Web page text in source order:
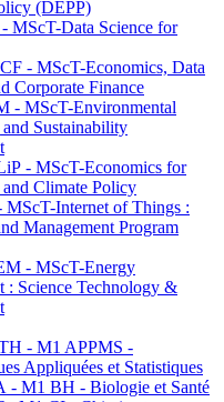
(DEPP)
MScT-Data Science for
- MScT-Economics, Data
Corporate Finance
- MScT-Environmental
Sustainability
- MScT-Economics for
and Climate Policy
Internet of Things :
Management Program
- MScT-Energy
: Science Technology &
- M1 APPMS -
Appliquées et Statistiques
- M1 BH - Biologie et Santé